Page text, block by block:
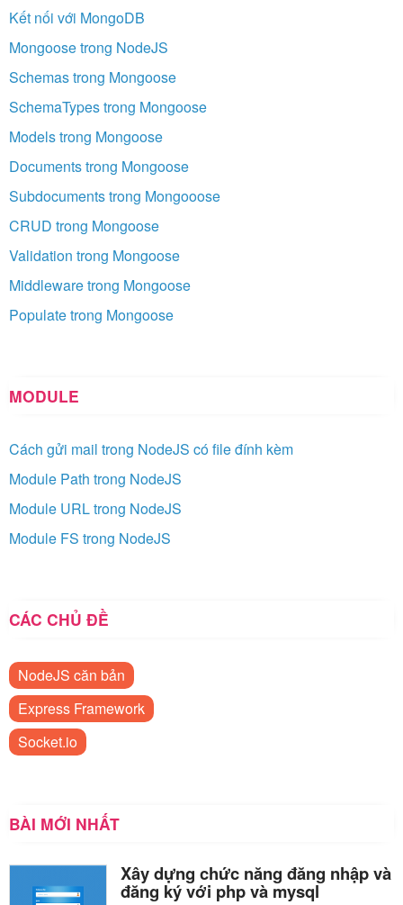
Kết nối với MongoDB
Mongoose trong NodeJS
Schemas trong Mongoose
SchemaTypes trong Mongoose
Models trong Mongoose
Documents trong Mongoose
Subdocuments trong Mongooose
CRUD trong Mongoose
Validation trong Mongoose
Middleware trong Mongoose
Populate trong Mongoose
MODULE
Cách gửi mail trong NodeJS có file đính kèm
Module Path trong NodeJS
Module URL trong NodeJS
Module FS trong NodeJS
CÁC CHỦ ĐỀ
NodeJS căn bản
Express Framework
Socket.io
BÀI MỚI NHẤT
Xây dựng chức năng đăng nhập và
đăng ký với php và mysql